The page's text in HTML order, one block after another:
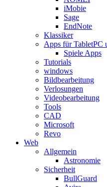
iMobie
Sage
EndNote
Klassiker
Apps für TabletPC
Spiele Apps
Tutorials
windows
Bildbearbeitung
Verlosungen
Videobearbeitung
Tools
CAD
Microsoft
Revo
Web
Allgemein
Astronomie
Sicherheit
BullGuard